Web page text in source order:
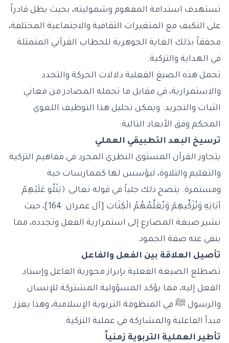
تستهدف استدامة المفهوم وشموليته، بحيث يظل قادراً
على التكيف مع المتغيرات الثقافية والاجتماعية المختلفة،
محققاً بذلك الغاية الجوهرية للخطاب القرآني المتمثلة
في الهداية والتزكية.
تحمل هذه الصيغ الفعلية دلالات الحركة والتجدد
والاستمرارية، في مقابل ما تحمله المصادر من معاني
الثبات والتجريد. ويمكن تحليل هذا التوظيف اللغوي
المحكم وفق الأبعاد التالية:
ترسيخ البعد التطبيقي العملي
يتجاوز القرآن المستوى النظري المجرد في مفاهيم التزكية
والتعليم والتلاوة، ليؤسس لها كممارسات حية
ومستمرة. يتضح ذلك جلياً في قوله تعالى: ﴿يَتْلُو عَلَيْهِمْ
آيَاتِهِ وَيُزَكِّيهِمْ وَيُعَلِّمُهُمُ الْكِتَابَ [آل عمران: 164]، حيث
تشير صيغة المضارع إلى استمرارية الفعل وتجدده، مما
ينفي عنه صفة الجمود.
تأصيل العلاقة بين الفعل والفاعل
تضطلع الصيغة الفعلية بإبراز محورية الفاعل وإسناد
الفعل إليه، مما يؤكد المسؤولية المشتركة للإنسان
والرسول ﷺ في المنظومة التربوية الإسلامية، وهذا يعزز
مبدأ الفاعلية والمشاركة في عملية التزكية.
تأطير العملية التربوية زمنياً